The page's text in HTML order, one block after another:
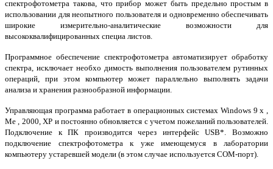
спектрофотометра такова, что прибор может быть предельно простым в
использовании для неопытного пользователя и одновременно обеспечивать
широкие измерительно-аналитические возможности для
высококвалифицированных специа­ листов.
Программное обеспечение спектрофотометра автоматизирует обработку
спектра, исключает необхо­ димость выполнения пользователем рутинных
операций, при этом компьютер может параллельно выполнять задачи
анализа и хранения разнообразной информации.
Управляющая программа работает в операционных системах Windows 9 x ,
Me , 2000, ХР и постоянно обновляется с учетом пожеланий пользователей.
Подключение к ПК производится через интерфейс USB*. Возможно
подключение спектрофотометра к уже имеющемуся в лаборатории
компьютеру устаревшей модели (в этом случае используется СОМ-порт).